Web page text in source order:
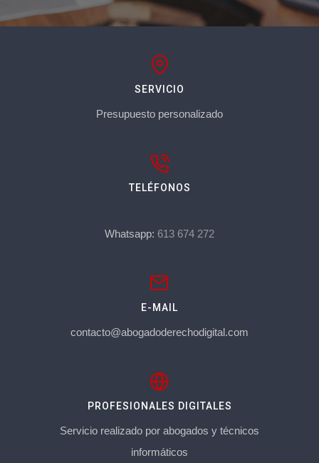
SERVICIO
Presupuesto personalizado
TELÉFONOS
Whatsapp: 613 674 272
E-MAIL
contacto@abogadoderechodigital.com
PROFESIONALES DIGITALES
Servicio realizado por abogados y técnicos
informáticos